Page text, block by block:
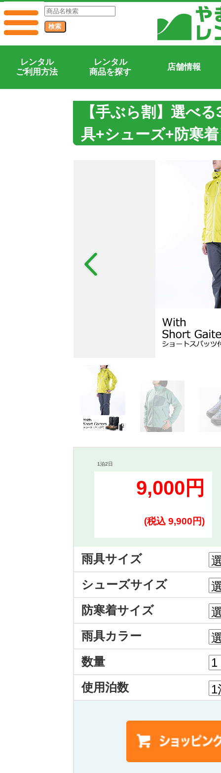
レンタル
ご利用方法
レンタル
商品を探す
店舗情報
【手ぶら割】選べ
具+シューズ+防寒
1泊2日
9,000円
(税込 9,900円)
雨具サイズ
シューズサイズ
防寒着サイズ
雨具カラー
数量
使用泊数